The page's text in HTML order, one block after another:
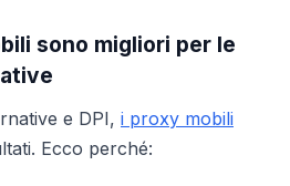
sono migliori per le
e DPI, i proxy mobili
Ecco perché: